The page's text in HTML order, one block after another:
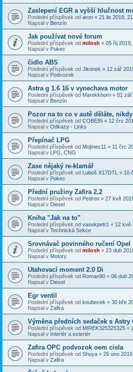
Zaslepení EGR a vyšší hlučnost
Poslední příspěvek od aron « 21 lis 2019,
Napsal v Benzín
Jak používat nové forum
Poslední příspěvek od milosh « 05 říj 2019,
Napsal v Pokec
čidlo ABS
Poslední příspěvek od Jikonek « 12 zář
Napsal v Podvozek
Astra g 1.6 16 v vynechava motor
Poslední příspěvek od Marekkhorn « 01 zář
Napsal v Benzín
Pozor na to co v autě děláte,
Poslední příspěvek od COBEIN « 12 črc
Napsal v Odkazy - Links
Přepínač LPG
Poslední příspěvek od Mojmec11 « 11 črc
Napsal v LPG, CNG
Zase nějaký re-klamář
Poslední příspěvek od Luboš X17DTL « 10
Napsal v Pokec
Přední pružiny Zafira 2.2
Poslední příspěvek od Pedros « 27 kvě
Napsal v Diesel
Kniha "Jak na to"
Poslední příspěvek od vasekpetr1 « 12 kvě
Napsal v Technická Sekce
Srovnávač povinného ručení Opel
Poslední příspěvek od milosh « 23 dub
Napsal v Motory
Utahovací moment 2.0 Di
Poslední příspěvek od Roman90 « 06 dub
Napsal v Diesel
Egr ventil
Poslední příspěvek od koubecek « 30 bře
Napsal v Zafira
Výměna předních sedaček s Astry
Poslední příspěvek od MIREK325325325 «
Napsal v Interiér a exteriér
Zafira OPC podvozok oem cisla
Poslední příspěvek od Shuya « 26 úno
Napsal v Zafira